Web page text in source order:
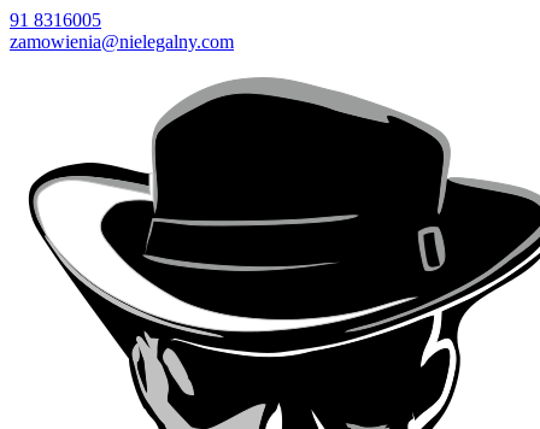
91 8316005
zamowienia@nielegalny.com